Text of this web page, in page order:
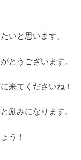
いと思います。
とうございます。
来てくださいね！
励みになります。
う！